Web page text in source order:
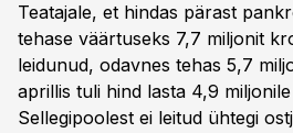
Teatajale, et hindas pärast
tehase väärtuseks 7,7 miljonit
leidunud, odavnes tehas 5,7
aprillis tuli hind lasta 4,9
Sellegipoolest ei leitud ühtegi